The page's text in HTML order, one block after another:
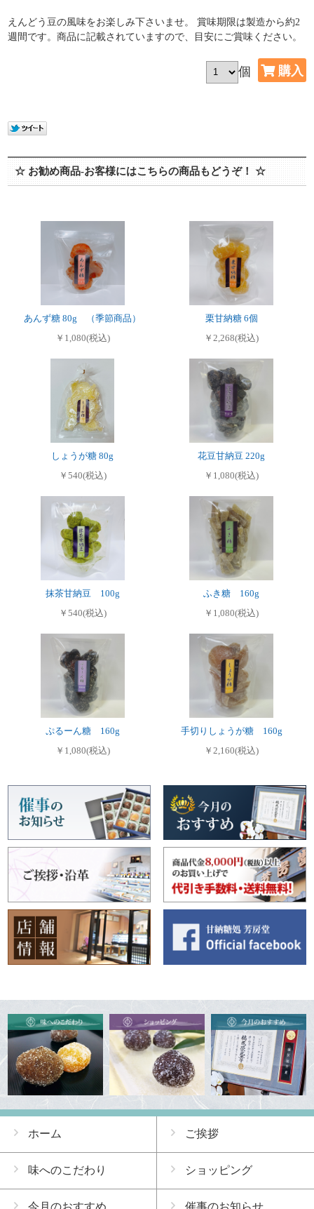
えんどう豆の風味をお楽しみ下さいませ。 賞味期限は製造から約2
週間です。商品に記載されていますので、目安にご賞味ください。
個
☆ お勧め商品-お客様にはこちらの商品もどうぞ！ ☆
あんず糖 80g （季節商品）
￥1,080(税込)
栗甘納糖 6個
￥2,268(税込)
しょうが糖 80g
￥540(税込)
花豆甘納豆 220g
￥1,080(税込)
抹茶甘納豆 100g
￥540(税込)
ふき糖 160g
￥1,080(税込)
ぷるーん糖 160g
￥1,080(税込)
手切りしょうが糖 160g
￥2,160(税込)
ホーム ご挨拶
味へのこだわり ショッピング